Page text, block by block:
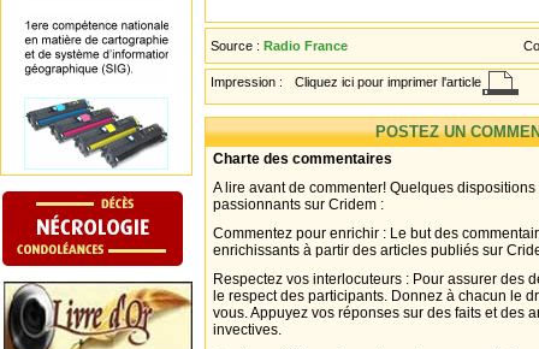
Source : Radio France
Impression : Cliquez ici pour imprimer l'article
POSTEZ UN
Charte des commentaires
A lire avant de commenter! Quelques
passionnants sur Cridem :
Commentez pour enrichir : Le but des
enrichissants à partir des articles publiés sur
Respectez vos interlocuteurs : Pour assurer des
le respect des participants. Donnez à chacun le
vous. Appuyez vos réponses sur des faits et des
invectives.